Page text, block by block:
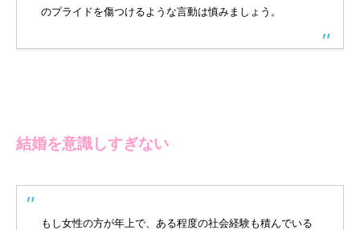
のプライドを傷つけるような言動は慎みましょう。
結婚を意識しすぎない
もし女性の方が年上で、ある程度の社会経験も積んでいる